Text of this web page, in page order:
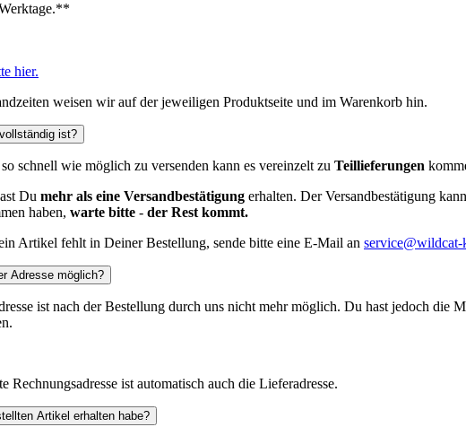
hier.
weisen wir auf der jeweiligen Produktseite und im Warenkorb hin.
ist?
schnell wie möglich zu versenden kann es vereinzelt zu Teillieferungen
Du mehr als eine Versandbestätigung erhalten. Der Versandbestätigung
haben, warte bitte - der Rest kommt.
Artikel fehlt in Deiner Bestellung, sende bitte eine E-Mail an service@wildcat-
Adresse möglich?
ist nach der Bestellung durch uns nicht mehr möglich. Du hast jedoch
Rechnungsadresse ist automatisch auch die Lieferadresse.
Artikel erhalten habe?